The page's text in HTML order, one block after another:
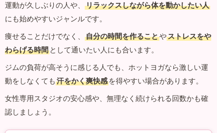
運動が久しぶりの人や、
リラックスしながら体を動かしたい人
にも始めやすいジャンルです。
痩せることだけでなく、
自分の時間を作ることやストレスをや
わらげる時間 として通いたい人にも合います。
ジムの負荷が高そうに感じる人でも、ホットヨガなら激しい運
動をしなくても 汗をかく爽快感 を得やすい場合があります。
女性専用スタジオの安心感や、無理なく続けられる回数かも確
認しましょう。